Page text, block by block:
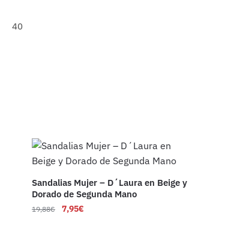
40
Sandalias Mujer – D´Laura en Beige y
Dorado de Segunda Mano
19,88€ 7,95€